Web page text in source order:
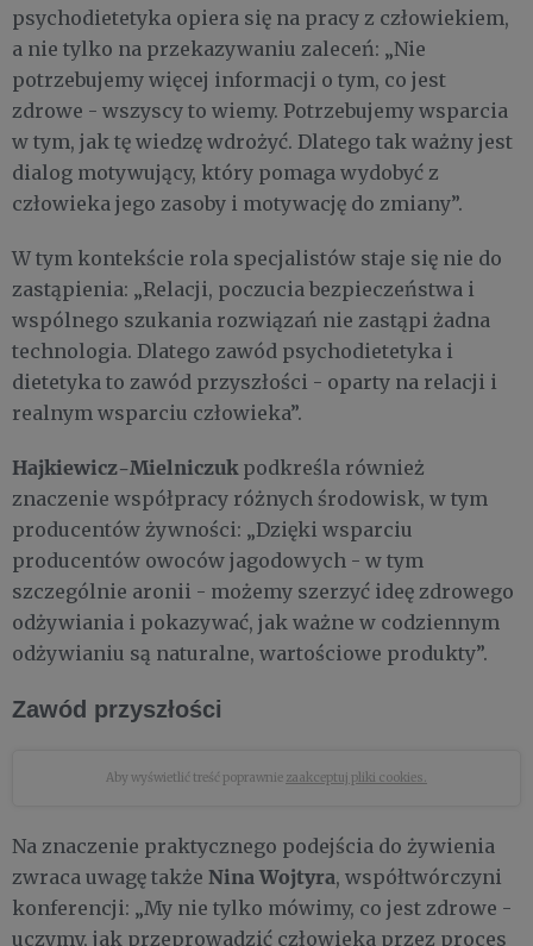
psychodietetyka opiera się na pracy z człowiekiem,
a nie tylko na przekazywaniu zaleceń: „Nie
potrzebujemy więcej informacji o tym, co jest
zdrowe - wszyscy to wiemy. Potrzebujemy wsparcia
w tym, jak tę wiedzę wdrożyć. Dlatego tak ważny jest
dialog motywujący, który pomaga wydobyć z
człowieka jego zasoby i motywację do zmiany”.
W tym kontekście rola specjalistów staje się nie do
zastąpienia: „Relacji, poczucia bezpieczeństwa i
wspólnego szukania rozwiązań nie zastąpi żadna
technologia. Dlatego zawód psychodietetyka i
dietetyka to zawód przyszłości - oparty na relacji i
realnym wsparciu człowieka”.
Hajkiewicz-Mielniczuk podkreśla również
znaczenie współpracy różnych środowisk, w tym
producentów żywności: „Dzięki wsparciu
producentów owoców jagodowych - w tym
szczególnie aronii - możemy szerzyć ideę zdrowego
odżywiania i pokazywać, jak ważne w codziennym
odżywianiu są naturalne, wartościowe produkty”.
Zawód przyszłości
Aby wyświetlić treść poprawnie zaakceptuj pliki cookies.
Na znaczenie praktycznego podejścia do żywienia
zwraca uwagę także Nina Wojtyra, współtwórczyni
konferencji: „My nie tylko mówimy, co jest zdrowe -
uczymy, jak przeprowadzić człowieka przez proces